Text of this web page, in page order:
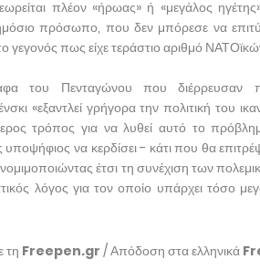
πλέον «ήρωας» ή «μεγάλος
πρόσωπο, που δεν μπόρεσε να
γεγονός πως είχε τεράστιο αριθμό
του Πενταγώνου που διέρρευσαν
«εξαντλεί γρήγορα την πολιτική του
τρόπος για να λυθεί αυτό το
υποψήφιος να κερδίσει - κάτι που θα
έτσι τη συνέχιση των
λόγος για τον οποίο υπάρχει τόσο
τη Freepen.gr / Απόδοση στα ελληνικά